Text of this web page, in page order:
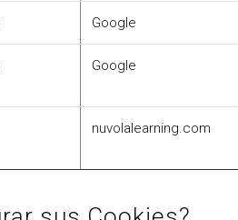
Google
Google
nuvolalearning.com